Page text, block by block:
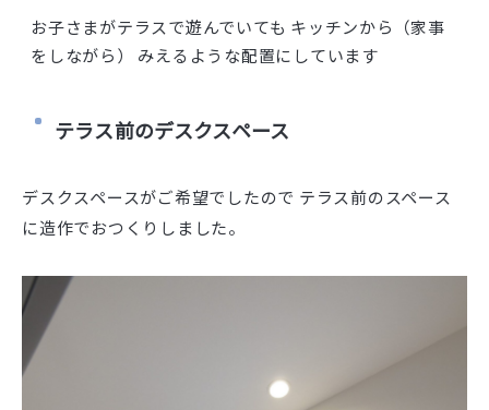
お子さまがテラスで遊んでいても キッチンから（家事
をしながら） みえるような配置にしています
テラス前のデスクスペース
デスクスペースがご希望でしたので テラス前のスペース
に造作でおつくりしました。